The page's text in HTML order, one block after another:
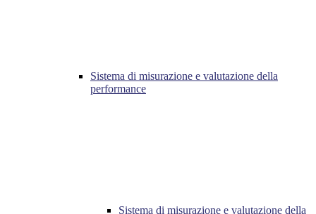
Sistema di misurazione e valutazione della
performance
Sistema di misurazione e valutazione della